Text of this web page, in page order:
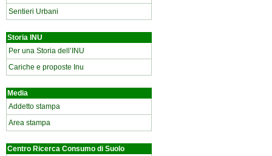
Sentieri Urbani
Storia INU
Per una Storia dell’INU
Cariche e proposte Inu
Media
Addetto stampa
Area stampa
Centro Ricerca Consumo di Suolo